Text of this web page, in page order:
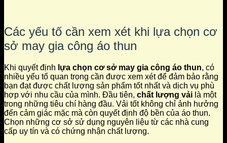
Các yếu tố cần xem xét khi lựa chọn cơ
sở may gia công áo thun
Khi quyết định lựa chọn cơ sở may gia công áo thun, có
nhiều yếu tố quan trọng cần được xem xét để đảm bảo rằng
bạn đạt được chất lượng sản phẩm tốt nhất và dịch vụ phù
hợp với nhu cầu của mình. Đầu tiên, chất lượng vải là một
trong những tiêu chí hàng đầu. Vải tốt không chỉ ảnh hưởng
đến cảm giác mặc mà còn quyết định độ bền của áo thun.
Chọn những cơ sở sử dụng nguyên liệu từ các nhà cung
cấp uy tín và có chứng nhận chất lượng.